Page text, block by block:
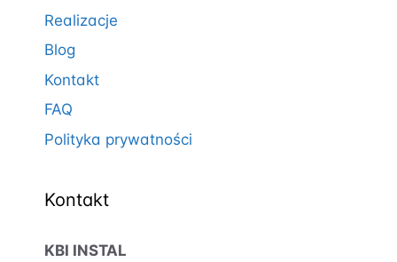
Realizacje
Blog
Kontakt
FAQ
Polityka prywatności
Kontakt
KBI INSTAL